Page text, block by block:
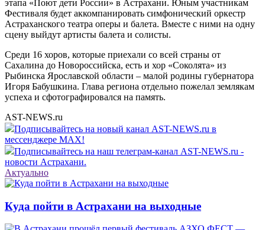
этапа «Поют дети России» в Астрахани. Юным участникам
Фестиваля будет аккомпанировать симфонический оркестр
Астраханского театра оперы и балета. Вместе с ними на одну
сцену выйдут артисты балета и солисты.
Среди 16 хоров, которые приехали со всей страны от
Сахалина до Новороссийска, есть и хор «Соколята» из
Рыбинска Ярославской области – малой родины губернатора
Игоря Бабушкина. Глава региона отдельно пожелал землякам
успеха и сфотографировался на память.
AST-NEWS.ru
Подписывайтесь на новый канал AST-NEWS.ru в
мессенджере MAX!
Подписывайтесь на наш телеграм-канал AST-NEWS.ru -
новости Астрахани.
Актуально
Куда пойти в Астрахани на выходные